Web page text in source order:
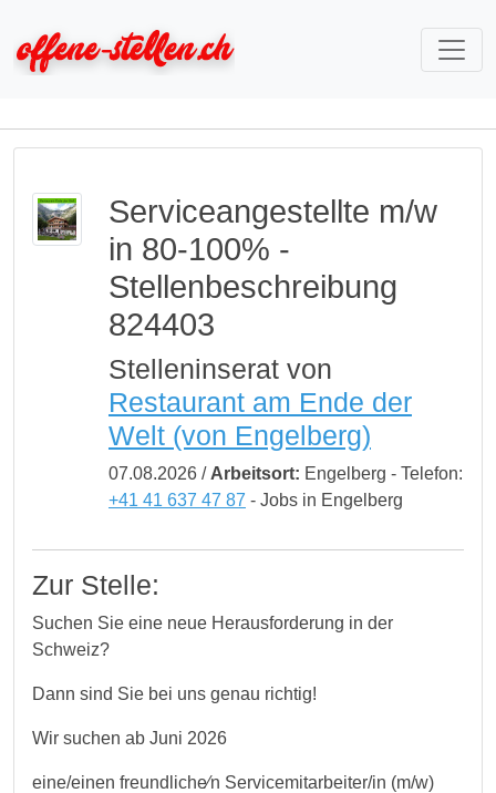
Serviceangestellte m/w
in 80-100% -
Stellenbeschreibung
824403
Stelleninserat von
Restaurant am Ende der
Welt (von Engelberg)
07.08.2026 / Arbeitsort: Engelberg - Telefon:
+41 41 637 47 87 - Jobs in Engelberg
Zur Stelle:
Suchen Sie eine neue Herausforderung in der
Schweiz?
Dann sind Sie bei uns genau richtig!
Wir suchen ab Juni 2026
eine/einen freundliche⁄n Servicemitarbeiter/in (m/w)